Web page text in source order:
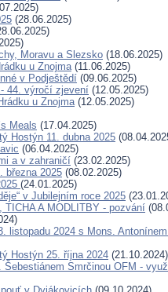
(28.06.2025)
Moravu a Slezsko (18.06.2025)
u Znojma(11.06.2025)
v Podještědí (09.06.2025)
44. výročí zjevení (12.05.2025)
u Znojma(12.05.2025)
Meals (17.04.2025)
Hostýn 11. dubna 2025
(06.04.2025)
a v zahraničí (23.02.2025)
března 2025 (08.02.2025)
(24.01.2025)
v Jubilejním roce 2025
TICHA A MODLITBY - pozvání
listopadu 2024 s Mons.
Hostýn 25. října 2024 (21.10.2024)
Šebestiánem Smrčinou OFM -